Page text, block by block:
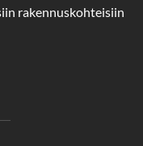
rakennuskohteisiin